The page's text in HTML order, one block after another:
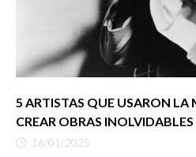
5 ARTISTAS QUE USARON LA
CREAR OBRAS INOLVIDABLES
16/01/2025